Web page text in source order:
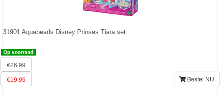
31901 Aquabeads Disney Prinses Tiara set
Op voorraad
€26.99
€19.95 Bestel NU